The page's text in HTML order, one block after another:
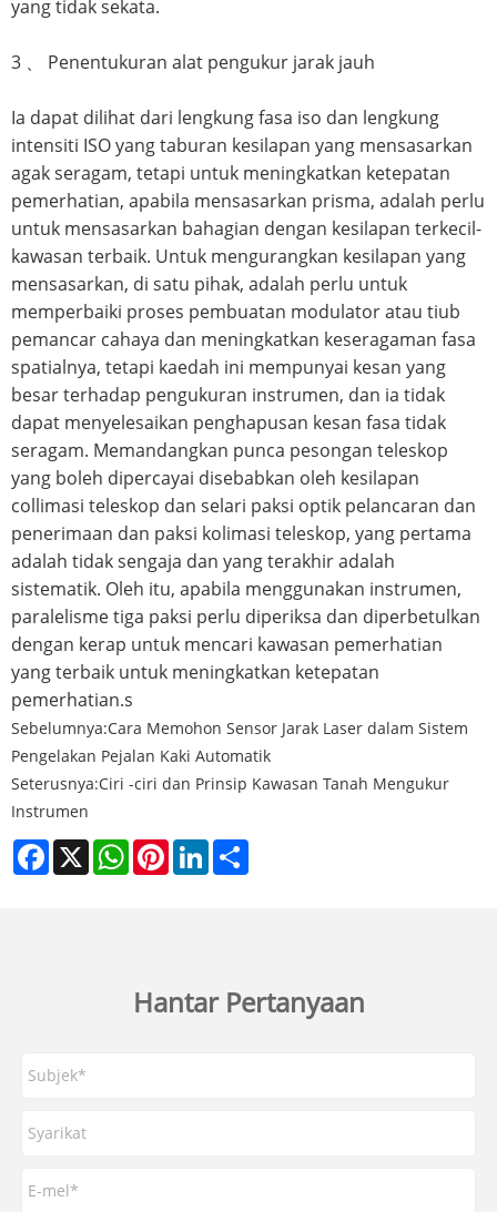
yang tidak sekata.
3 、 Penentukuran alat pengukur jarak jauh
Ia dapat dilihat dari lengkung fasa iso dan lengkung
intensiti ISO yang taburan kesilapan yang mensasarkan
agak seragam, tetapi untuk meningkatkan ketepatan
pemerhatian, apabila mensasarkan prisma, adalah perlu
untuk mensasarkan bahagian dengan kesilapan terkecil-
kawasan terbaik. Untuk mengurangkan kesilapan yang
mensasarkan, di satu pihak, adalah perlu untuk
memperbaiki proses pembuatan modulator atau tiub
pemancar cahaya dan meningkatkan keseragaman fasa
spatialnya, tetapi kaedah ini mempunyai kesan yang
besar terhadap pengukuran instrumen, dan ia tidak
dapat menyelesaikan penghapusan kesan fasa tidak
seragam. Memandangkan punca pesongan teleskop
yang boleh dipercayai disebabkan oleh kesilapan
collimasi teleskop dan selari paksi optik pelancaran dan
penerimaan dan paksi kolimasi teleskop, yang pertama
adalah tidak sengaja dan yang terakhir adalah
sistematik. Oleh itu, apabila menggunakan instrumen,
paralelisme tiga paksi perlu diperiksa dan diperbetulkan
dengan kerap untuk mencari kawasan pemerhatian
yang terbaik untuk meningkatkan ketepatan
pemerhatian.s
Sebelumnya:Cara Memohon Sensor Jarak Laser dalam Sistem
Pengelakan Pejalan Kaki Automatik
Seterusnya:Ciri -ciri dan Prinsip Kawasan Tanah Mengukur
Instrumen
Facebook
X WhatsAppPinterestLinkedIn
Hantar Pertanyaan